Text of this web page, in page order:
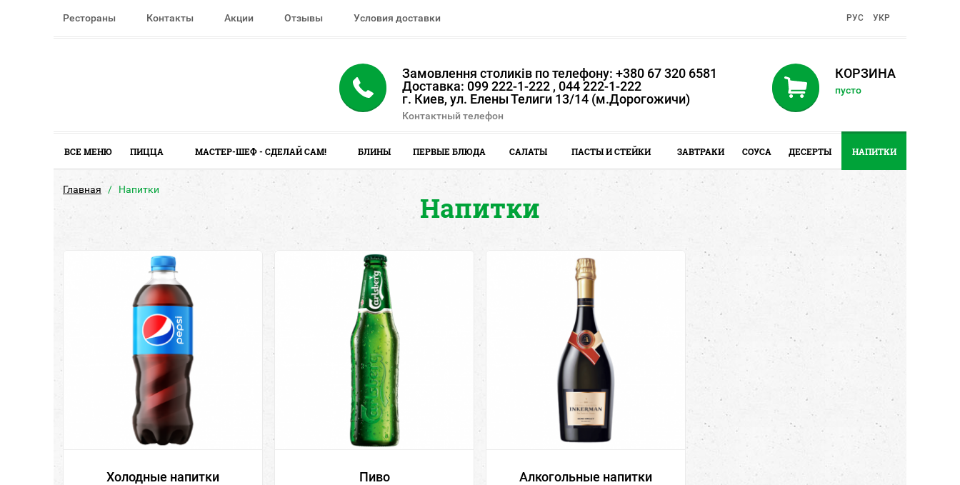
Рестораны Контакты Акции Отзывы Условия доставки PУC УКР
Замовлення столиків по телефону: +380 67 320 6581
Доставка: 099 222-1-222 , 044 222-1-222
г. Киев, ул. Елены Телиги 13/14 (м.Дорогожичи)
Контактный телефон
КОРЗИНА
пусто
ВСЕ МЕНЮ ПИЦЦА МАСТЕР-ШЕФ - СДЕЛАЙ САМ! БЛИНЫ ПЕРВЫЕ БЛЮДА САЛАТЫ ПАСТЫ И СТЕЙКИ ЗАВТРАКИ СОУСА ДЕСЕРТЫ НАПИТКИ
Главная Напитки
Напитки
Холодные напитки Пиво Алкогольные напитки